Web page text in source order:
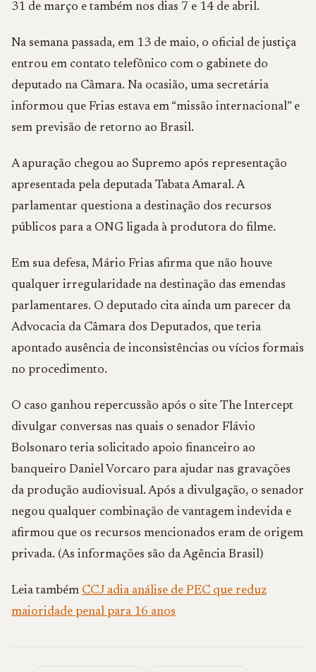
31 de março e também nos dias 7 e 14 de abril.
Na semana passada, em 13 de maio, o oficial de justiça
entrou em contato telefônico com o gabinete do
deputado na Câmara. Na ocasião, uma secretária
informou que Frias estava em “missão internacional” e
sem previsão de retorno ao Brasil.
A apuração chegou ao Supremo após representação
apresentada pela deputada Tabata Amaral. A
parlamentar questiona a destinação dos recursos
públicos para a ONG ligada à produtora do filme.
Em sua defesa, Mário Frias afirma que não houve
qualquer irregularidade na destinação das emendas
parlamentares. O deputado cita ainda um parecer da
Advocacia da Câmara dos Deputados, que teria
apontado ausência de inconsistências ou vícios formais
no procedimento.
O caso ganhou repercussão após o site The Intercept
divulgar conversas nas quais o senador Flávio
Bolsonaro teria solicitado apoio financeiro ao
banqueiro Daniel Vorcaro para ajudar nas gravações
da produção audiovisual. Após a divulgação, o senador
negou qualquer combinação de vantagem indevida e
afirmou que os recursos mencionados eram de origem
privada. (As informações são da Agência Brasil)
Leia também CCJ adia análise de PEC que reduz
maioridade penal para 16 anos